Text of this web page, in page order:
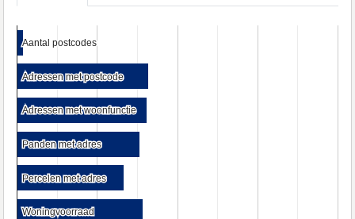
Aantal postcodes
Aantal postcodes
Adressen met postcode
Adressen met postcode
Adressen met woonfunctie
Adressen met woonfunctie
Panden met adres
Panden met adres
Percelen met adres
Percelen met adres
Woningvoorraad
Woningvoorraad